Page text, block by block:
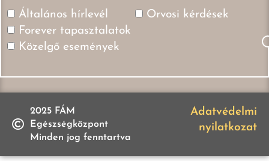
Általános hírlevél
Orvosi kérdések
Forever tapasztalatok
Közelgő események
2025 FÁM
Egészségközpont
Minden jog fenntartva
Adatvédelmi
nyilatkozat